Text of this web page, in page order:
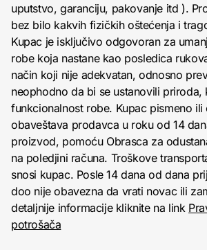
uputstvo, garanciju, pakovanje itd ).
bez bilo kakvih fizičkih oštećenja i
Kupac je isključivo odgovoran za
robe koja nastane kao posledica
način koji nije adekvatan, odnosno
neophodno da bi se ustanovili priroda,
funkcionalnost robe. Kupac pismeno ili
obaveštava prodavca u roku od 14
proizvod, pomoću Obrasca za
na poledjini računa. Troškove
snosi kupac. Posle 14 dana od dana
doo nije obavezna da vrati novac ili
detaljnije informacije kliknite na link
potrošača